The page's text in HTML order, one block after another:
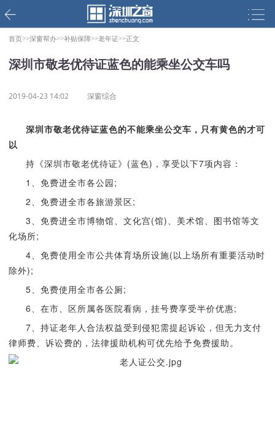
首页>>深窗帮办>>补贴保障>>老年证>>正文
深圳市敬老优待证蓝色的能乘坐公交车吗
2019-04-23 14:02 深窗综合
深圳市敬老优待证蓝色的不能乘坐公交车，只有黄色的才可
以
持《深圳市敬老优待证》(蓝色)，享受以下7项内容：
1、免费进全市各公园;
2、免费进全市各旅游景区;
3、免费进全市博物馆、文化宫(馆)、美术馆、图书馆等文
化场所;
4、免费使用全市公共体育场所设施(以上场所有重要活动时
除外);
5、免费使用全市各公厕;
6、在市、区所属各医院看病，挂号费享受半价优惠;
7、持证老年人合法权益受到侵犯需提起诉讼，但无力支付
律师费、诉讼费的，法律援助机构可优先给予免费援助。